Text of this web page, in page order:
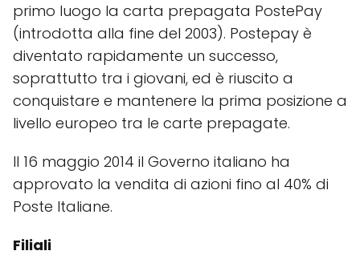
primo luogo la carta prepagata PostePay
(introdotta alla fine del 2003). Postepay è
diventato rapidamente un successo,
soprattutto tra i giovani, ed è riuscito a
conquistare e mantenere la prima posizione a
livello europeo tra le carte prepagate.
Il 16 maggio 2014 il Governo italiano ha
approvato la vendita di azioni fino al 40% di
Poste Italiane.
Filiali